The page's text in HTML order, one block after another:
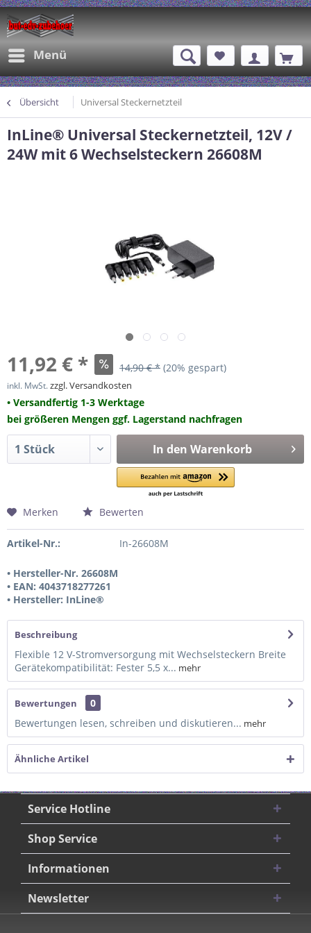
Menü
Übersicht Universal Steckernetzteil
InLine® Universal Steckernetzteil, 12V /
24W mit 6 Wechselsteckern 26608M
11,92 € * 14,90 € * (20% gespart)
inkl. MwSt.zzgl. Versandkosten
• Versandfertig 1-3 Werktage
bei größeren Mengen ggf. Lagerstand nachfragen
In den Warenkorb
Merken Bewerten
Artikel-Nr.: In-26608M
• Hersteller-Nr. 26608M
• EAN: 4043718277261
• Hersteller: InLine®
Beschreibung
Flexible 12 V-Stromversorgung mit Wechselsteckern Breite
Gerätekompatibilität: Fester 5,5 x... mehr
Bewertungen
0
Bewertungen lesen, schreiben und diskutieren... mehr
Ähnliche Artikel
Service Hotline
Shop Service
Informationen
Newsletter